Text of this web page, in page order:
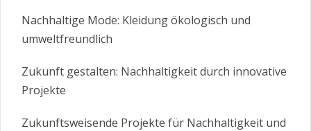
Nachhaltige Mode: Kleidung ökologisch und
umweltfreundlich
Zukunft gestalten: Nachhaltigkeit durch innovative
Projekte
Zukunftsweisende Projekte für Nachhaltigkeit und